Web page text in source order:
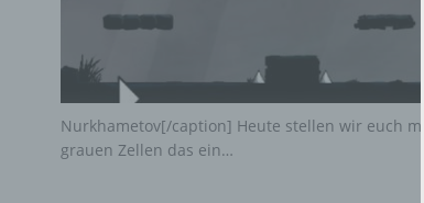
Nurkhametov[/caption] Heute stellen wir euch
grauen Zellen das ein…